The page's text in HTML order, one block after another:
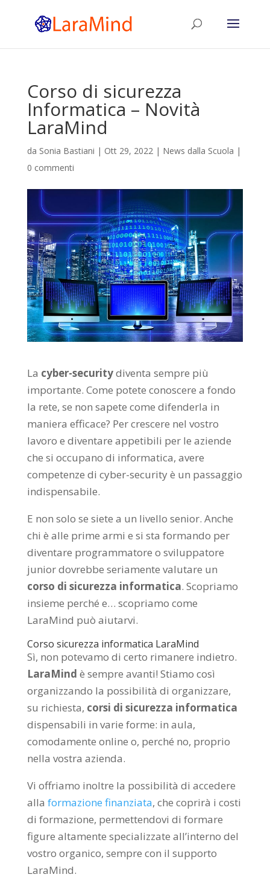
Corso di sicurezza
Informatica – Novità
LaraMind
da Sonia Bastiani | Ott 29, 2022| News dalla Scuola |
0 commenti
La cyber-securitydiventa sempre più
importante. Come potete conoscere a fondo
la rete, se non sapete come difenderla in
maniera efficace? Per crescere nel vostro
lavoro e diventare appetibili per le aziende
che si occupano di informatica, avere
competenze di cyber-security è un passaggio
indispensabile.
E non solo se siete a un livello senior. Anche
chi è alle prime armi e si sta formando per
diventare programmatore o sviluppatore
junior dovrebbe seriamente valutare un
corso di sicurezza informatica. Scopriamo
insieme perché e… scopriamo come
LaraMind può aiutarvi.
Corso sicurezza informatica LaraMind
Sì, non potevamo di certo rimanere indietro.
LaraMind è sempre avanti! Stiamo così
organizzando la possibilità di organizzare,
su richiesta, corsi di sicurezza informatica
dispensabili in varie forme: in aula,
comodamente online o, perché no, proprio
nella vostra azienda.
Vi offriamo inoltre la possibilità di accedere
alla formazione finanziata, che coprirà i costi
di formazione, permettendovi di formare
figure altamente specializzate all’interno del
vostro organico, sempre con il supporto
LaraMind.